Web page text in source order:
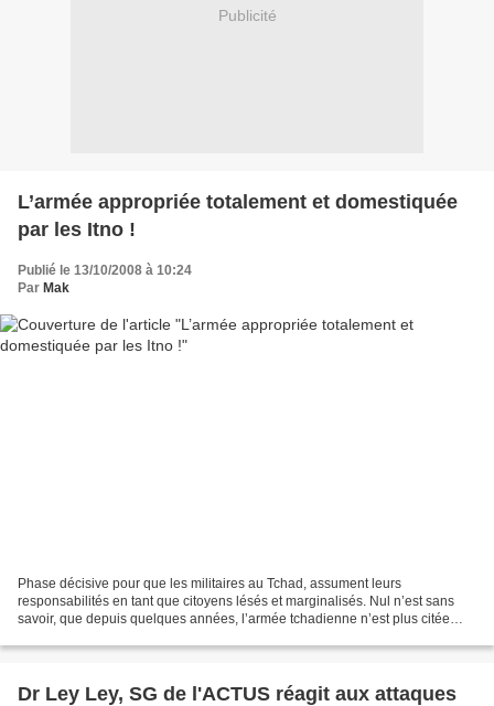
Publicité
L’armée appropriée totalement et domestiquée
par les Itno !
Publié le 13/10/2008 à 10:24
Par Mak
Phase décisive pour que les militaires au Tchad, assument leurs
responsabilités en tant que citoyens lésés et marginalisés. Nul n’est sans
savoir, que depuis quelques années, l’armée tchadienne n’est plus citée
Dr Ley Ley, SG de l'ACTUS réagit aux attaques